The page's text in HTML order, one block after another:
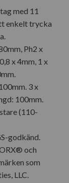
med 11
enkelt trycka
Ph2 x
x 4mm, 1 x
3 x
100mm.
(110-
godkänd.
och
som
LLC.